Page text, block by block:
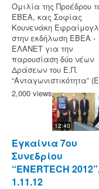
Ομιλία της Προέδρου
ΕΒΕΑ, κας Σοφίας
Κουνενάκη
στην εκδήλωση ΕΒΕΑ -
ΕΛΑΝΕΤ για την
παρουσίαση δύο νέων
Δράσεων του Ε.Π.
“Ανταγωνιστικότητα”
2,000 views
12:40
Εγκαίνια 7ου
Συνεδρίου
“ENERTECH
1.11.12